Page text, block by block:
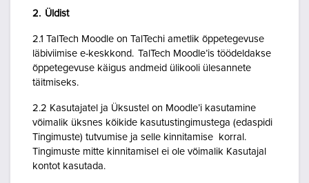
2. Üldist
2.1 TalTech Moodle on TalTechi ametlik õppetegevuse
läbiviimise e-keskkond. TalTech Moodle’is töödeldakse
õppetegevuse käigus andmeid ülikooli ülesannete
täitmiseks.
2.2 Kasutajatel ja Üksustel on Moodle’i kasutamine
võimalik üksnes kõikide kasutustingimustega (edaspidi
Tingimuste) tutvumise ja selle kinnitamise korral.
Tingimuste mitte kinnitamisel ei ole võimalik Kasutajal
kontot kasutada.